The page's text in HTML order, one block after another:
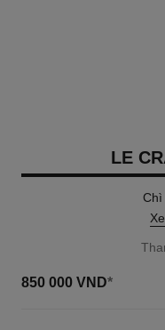
LE
Chì
850 000 VND*